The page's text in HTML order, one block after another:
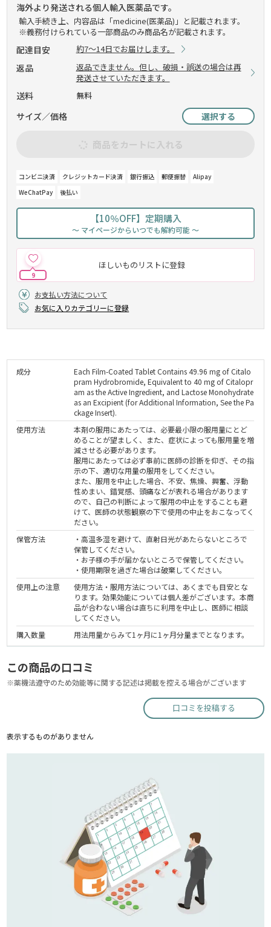
海外より発送される個人輸入医薬品です。
輸入手続き上、内容品は「medicine(医薬品)」と記載されます。
※義務付けられている一部商品のみ商品名が記載されます。
配達目安 約7～14日でお届けします。
返品
返品できません。但し、破損・誤送の場合は再
発送させていただきます。
送料 無料
サイズ／価格 選択する
商品をカートに入れる
コンビニ決済 クレジットカード決済 銀行振込 郵便振替
Alipay
WeChatPay
後払い
【10％OFF】定期購入
～ マイページからいつでも解約可能 ～
ほしいものリストに登録
9
お支払い方法について
お気に入りカテゴリーに登録
成分
Each Film-Coated Tablet Contains 49.96 mg of Citalo
pram Hydrobromide, Equivalent to 40 mg of Citalopr
am as the Active Ingredient, and Lactose Monohydrate
as an Excipient (for Additional Information, See the Pa
ckage Insert).
使用方法
本剤の服用にあたっては、必要最小限の服用量にとど
めることが望ましく、また、症状によっても服用量を増
減させる必要があります。
服用にあたっては必ず事前に医師の診断を仰ぎ、その指
示の下、適切な用量の服用をしてください。
また、服用を中止した場合、不安、焦燥、興奮、浮動
性めまい、錯覚感、頭痛などが表れる場合があります
ので、自己の判断によって服用の中止をすることも避
けて、医師の状態観察の下で使用の中止をおこなってく
ださい。
保管方法
・高温多湿を避けて、直射日光があたらないところで
保管してください。
・お子様の手が届かないところで保管してください。
・使用期限を過ぎた場合は破棄してください。
使用上の注意
使用方法・服用方法については、あくまでも目安とな
ります。効果効能については個人差がございます。本商
品が合わない場合は直ちに利用を中止し、医師に相談
してください。
購入数量
用法用量からみて1ヶ月に1ヶ月分量までとなります。
この商品の口コミ
※薬機法遵守のため効能等に関する記述は掲載を控える場合がございます
口コミを投稿する
表示するものがありません